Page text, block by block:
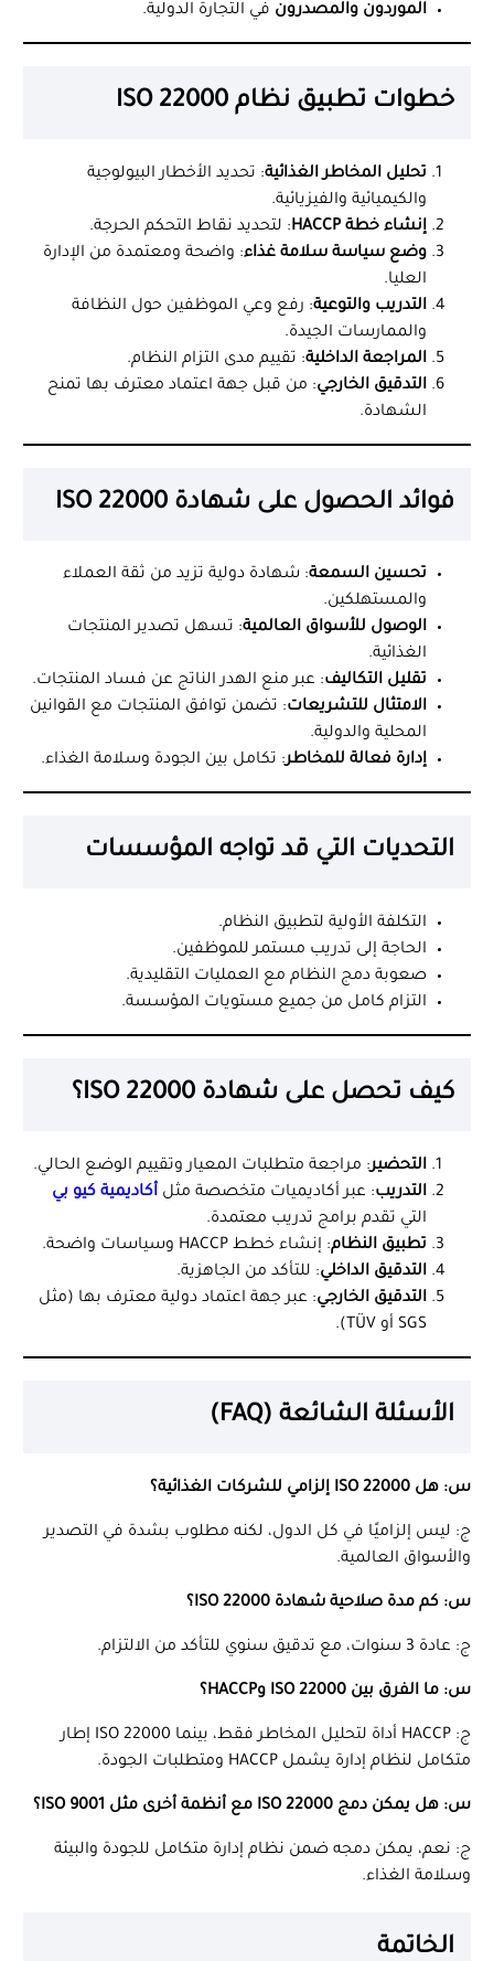
الموردون والمصدرون في التجارة الدولية.
خطوات تطبيق نظام ISO 22000
تحليل المخاطر الغذائية: تحديد الأخطار البيولوجية
والكيميائية والفيزيائية.
إنشاء خطة HACCP
: لتحديد نقاط التحكم الحرجة.
وضع سياسة سلامة غذاء: واضحة ومعتمدة من الإدارة
العليا.
التدريب والتوعية: رفع وعي الموظفين حول النظافة
والممارسات الجيدة.
المراجعة الداخلية: تقييم مدى التزام النظام.
التدقيق الخارجي: من قبل جهة اعتماد معترف بها تمنح
الشهادة.
فوائد الحصول على شهادة ISO 22000
تحسين السمعة: شهادة دولية تزيد من ثقة العملاء
والمستهلكين.
الوصول للأسواق العالمية: تسهل تصدير المنتجات
الغذائية.
تقليل التكاليف: عبر منع الهدر الناتج عن فساد المنتجات.
الامتثال للتشريعات: تضمن توافق المنتجات مع القوانين
المحلية والدولية.
إدارة فعالة للمخاطر: تكامل بين الجودة وسلامة الغذاء.
التحديات التي قد تواجه المؤسسات
التكلفة الأولية لتطبيق النظام.
الحاجة إلى تدريب مستمر للموظفين.
صعوبة دمج النظام مع العمليات التقليدية.
التزام كامل من جميع مستويات المؤسسة.
كيف تحصل على شهادة ISO 22000؟
التحضير: مراجعة متطلبات المعيار وتقييم الوضع الحالي.
التدريب: عبر أكاديميات متخصصة مثل أكاديمية كيو بي
التي تقدم برامج تدريب معتمدة.
تطبيق النظام: إنشاء خطط HACCP وسياسات واضحة.
التدقيق الداخلي: للتأكد من الجاهزية.
التدقيق الخارجي: عبر جهة اعتماد دولية معترف بها (مثل
SGS أو TÜV).
الأسئلة الشائعة (FAQ)
س: هل ISO 22000 إلزامي للشركات الغذائية؟
ج: ليس إلزاميًا في كل الدول، لكنه مطلوب بشدة في التصدير
والأسواق العالمية.
س: كم مدة صلاحية شهادة ISO 22000؟
ج: عادة 3 سنوات، مع تدقيق سنوي للتأكد من الالتزام.
س: ما الفرق بين ISO 22000 وHACCP؟
ج: HACCP أداة لتحليل المخاطر فقط، بينما ISO 22000 إطار
متكامل لنظام إدارة يشمل HACCP ومتطلبات الجودة.
س: هل يمكن دمج ISO 22000 مع أنظمة أخرى مثل ISO 9001؟
ج: نعم، يمكن دمجه ضمن نظام إدارة متكامل للجودة والبيئة
وسلامة الغذاء.
الخاتمة